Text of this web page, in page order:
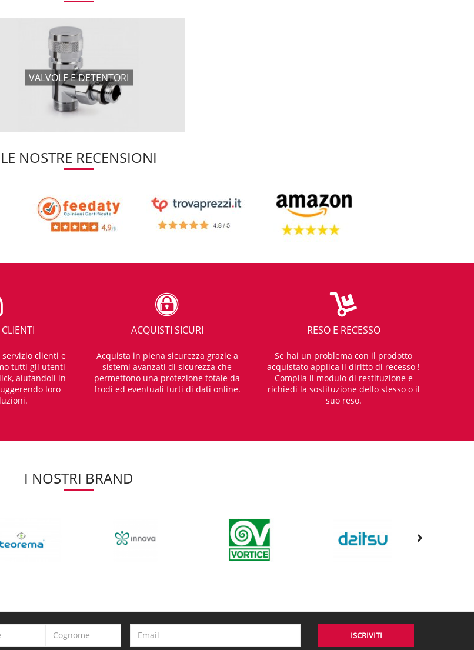
VALVOLE E DETENTORI
LE NOSTRE RECENSIONI
clienti e
tutti gli utenti
aiutandoli in
loro
ACQUISTI SICURI
Acquista in piena sicurezza grazie a
sistemi avanzati di sicurezza che
permettono una protezione totale da
frodi ed eventuali furti di dati online.
RESO E RECESSO
Se hai un problema con il prodotto
acquistato applica il diritto di recesso !
Compila il modulo di restituzione e
richiedi la sostituzione dello stesso o il
suo reso.
I NOSTRI BRAND
ISCRIVITI